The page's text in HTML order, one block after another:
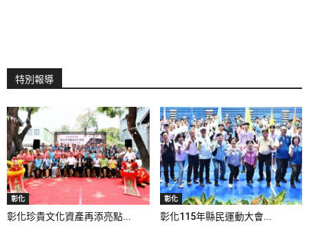
特別報導
彰化
彰化珍貴文化資產再添亮點...
彰化
彰化115年縣民運動大會...